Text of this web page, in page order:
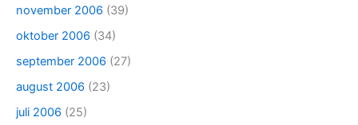
november 2006 (39)
oktober 2006 (34)
september 2006 (27)
august 2006 (23)
juli 2006 (25)